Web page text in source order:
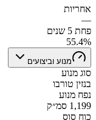
אחריות
—
פחת 5 שנים
55.4%
מנוע וביצועים
סוג מנוע
בנזין טורבו
נפח מנוע
1,199 סמ״ק
כוח סוס